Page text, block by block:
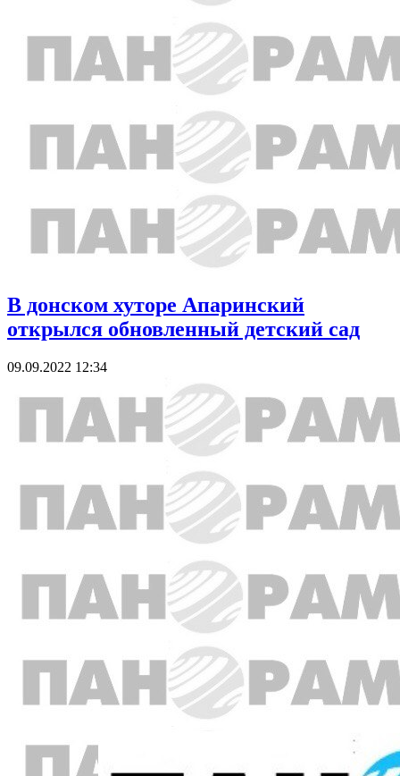
В донском хуторе Апаринский
открылся обновленный детский сад
09.09.2022 12:34